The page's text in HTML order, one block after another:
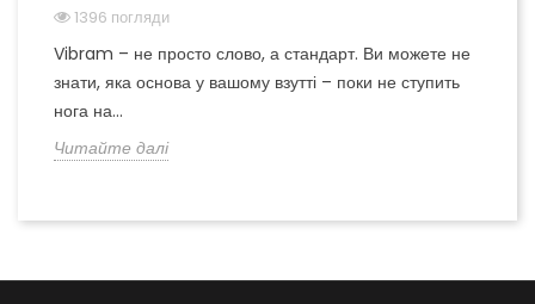
1396 погляди
Vibram – не просто слово, а стандарт. Ви можете не
знати, яка основа у вашому взутті – поки не ступить
нога на...
Читайте далі